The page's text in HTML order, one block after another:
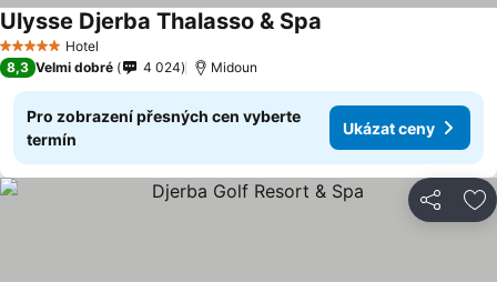
5 Počet hvězdiček
Hotel
Ulysse Djerba Thalasso & Spa
8,3 Velmi dobré 4 024 Midoun
Pro zobrazení přesných cen vyberte
termín
Ukázat ceny
Sdílet